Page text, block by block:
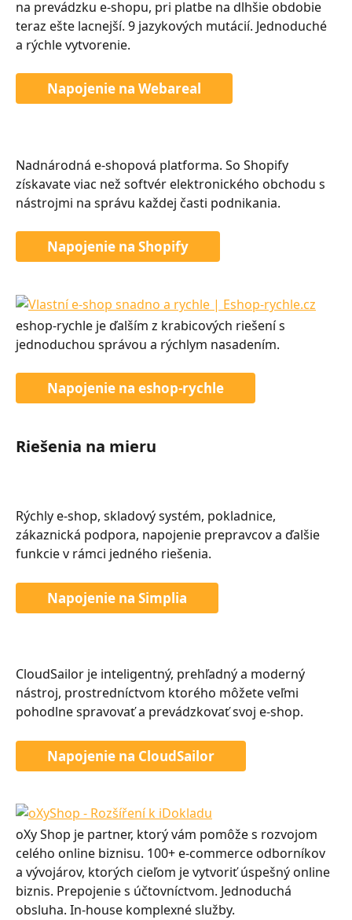
na prevádzku e-shopu, pri platbe na dlhšie obdobie
teraz ešte lacnejší. 9 jazykových mutácií. Jednoduché
a rýchle vytvorenie.
Napojenie na Webareal
Nadnárodná e-shopová platforma. So Shopify
získavate viac než softvér elektronického obchodu s
nástrojmi na správu každej časti podnikania.
Napojenie na Shopify
eshop-rychle je ďalším z krabicových riešení s
jednoduchou správou a rýchlym nasadením.
Napojenie na eshop-rychle
Riešenia na mieru
Rýchly e-shop, skladový systém, pokladnice,
zákaznická podpora, napojenie prepravcov a ďalšie
funkcie v rámci jedného riešenia.
Napojenie na Simplia
CloudSailor je inteligentný, prehľadný a moderný
nástroj, prostredníctvom ktorého môžete veľmi
pohodlne spravovať a prevádzkovať svoj e-shop.
Napojenie na CloudSailor
oXy Shop je partner, ktorý vám pomôže s rozvojom
celého online biznisu. 100+ e-commerce odborníkov
a vývojárov, ktorých cieľom je vytvoriť úspešný online
biznis. Prepojenie s účtovníctvom. Jednoduchá
obsluha. In-house komplexné služby.